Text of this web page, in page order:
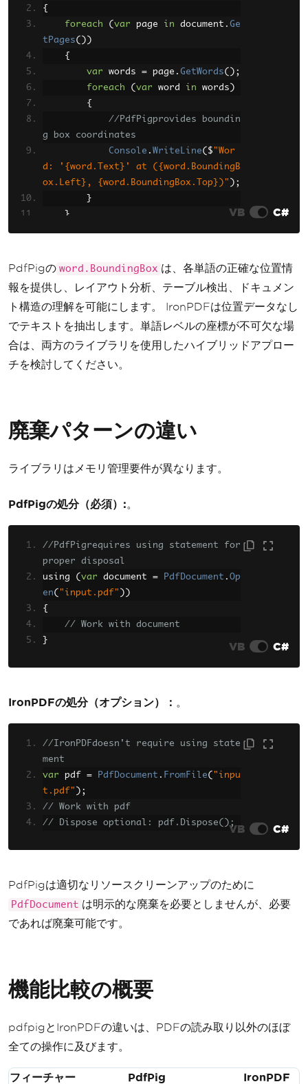
{
foreach
( var page in document . Ge
tPages())
{
var words = page . GetWords();
foreach
( var word in words )
{
//PdfPigprovides boundin
g box coordinates
Console . WriteLine( $ "Wor
d: '{word.Text}' at ({word.BoundingB
ox.Left}, {word.BoundingBox.Top})" );
}
}
VB C#
PdfPigの word.BoundingBox は、各単語の正確な位置情
報を提供し、レイアウト分析、テーブル検出、ドキュメン
ト構造の理解を可能にします。 IronPDFは位置データなし
でテキストを抽出します。単語レベルの座標が不可欠な場
合は、両方のライブラリを使用したハイブリッドアプロー
チを検討してください。
廃棄パターンの違い
ライブラリはメモリ管理要件が異なります。
PdfPigの処分（必須）:。
//PdfPigrequires using statement for
proper disposal
using ( var document = PdfDocument . Op
en( "input.pdf" ))
{
// Work with document
}
VB C#
IronPDFの処分（オプション）： 。
//IronPDFdoesn't require using state
ment
var pdf = PdfDocument . FromFile( "inpu
t.pdf" );
// Work with pdf
// Dispose optional: pdf.Dispose();VB C#
PdfPigは適切なリソースクリーンアップのために
PdfDocument は明示的な廃棄を必要としませんが、必要
であれば廃棄可能です。
機能比較の概要
pdfpigとIronPDFの違いは、PDFの読み取り以外のほぼ
全ての操作に及びます。
フィーチャー PdfPig IronPDF